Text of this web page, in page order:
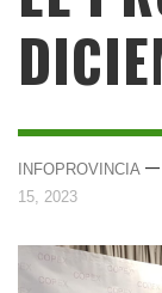
INFOPROVINCIA —
15, 2023